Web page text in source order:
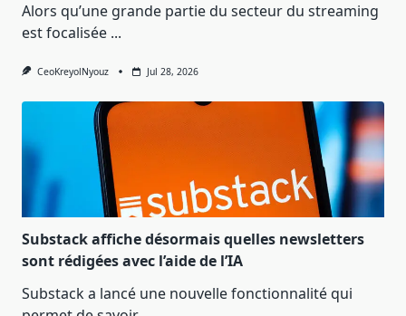
Alors qu’une grande partie du secteur du streaming
est focalisée ...
CeoKreyolNyouz Jul 28, 2026
Substack affiche désormais quelles newsletters
sont rédigées avec l’aide de l’IA
Substack a lancé une nouvelle fonctionnalité qui